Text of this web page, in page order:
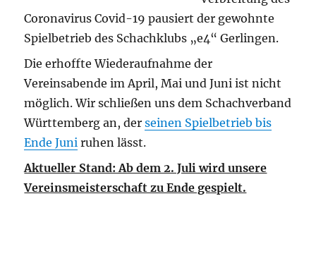
Coronavirus Covid-19 pausiert der gewohnte
Spielbetrieb des Schachklubs „e4“ Gerlingen.
Die erhoffte Wiederaufnahme der
Vereinsabende im April, Mai und Juni ist nicht
möglich. Wir schließen uns dem Schachverband
Württemberg an, derseinen Spielbetrieb bis
Ende Juni ruhen lässt.
Aktueller Stand: Ab dem 2. Juli wird unsere
Vereinsmeisterschaft zu Ende gespielt.